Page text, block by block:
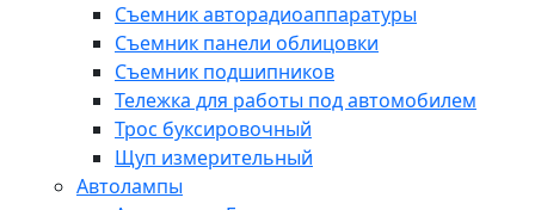
Съемник авторадиоаппаратуры
Съемник панели облицовки
Съемник подшипников
Тележка для работы под автомобилем
Трос буксировочный
Щуп измерительный
Автолампы